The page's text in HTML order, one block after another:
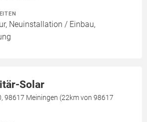
Neuinstallation / Einbau,
Solar
98617 Meiningen (22km von 98617